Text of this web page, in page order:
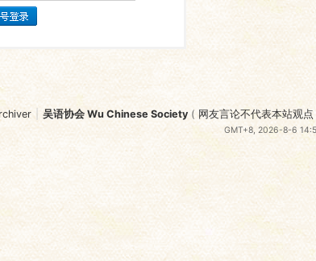
吴语协会 Wu Chinese Society ( 网友言论不代表本站观点
GMT+8, 2026-8-6